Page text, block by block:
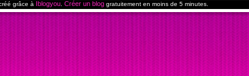
grâce à Iblogyou Créer un blog gratuitement en moins de 5 minutes.